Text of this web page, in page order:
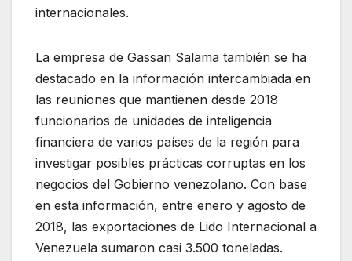
internacionales.
La empresa de Gassan Salama también se ha
destacado en la información intercambiada en
las reuniones que mantienen desde 2018
funcionarios de unidades de inteligencia
financiera de varios países de la región para
investigar posibles prácticas corruptas en los
negocios del Gobierno venezolano. Con base
en esta información, entre enero y agosto de
2018, las exportaciones de Lido Internacional a
Venezuela sumaron casi 3.500 toneladas.